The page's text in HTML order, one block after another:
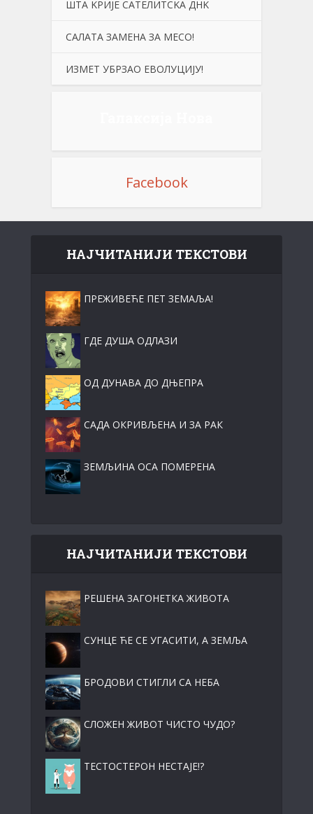
ШТА KРИЈЕ САТЕЛИТСKА ДНK
САЛАТА ЗАМЕНА ЗА МЕСО!
ИЗМЕТ УБРЗАО ЕВОЛУЦИЈУ!
Facebook
НАЈЧИТАНИЈИ ТЕКСТОВИ
ПРЕЖИВЕЋЕ ПЕТ ЗЕМАЉА!
ГДЕ ДУША ОДЛАЗИ
ОД ДУНАВА ДО ДЊЕПРА
САДА ОКРИВЉЕНА И ЗА РАК
ЗЕМЉИНА ОСА ПОМЕРЕНА
НАЈЧИТАНИЈИ ТЕКСТОВИ
РЕШЕНА ЗАГОНЕТКА ЖИВОТА
СУНЦЕ ЋЕ СЕ УГАСИТИ, А ЗЕМЉА
БРОДОВИ СТИГЛИ СА НЕБА
СЛОЖЕН ЖИВОТ ЧИСТО ЧУДО?
ТЕСТОСТЕРОН НЕСТАЈЕ!?